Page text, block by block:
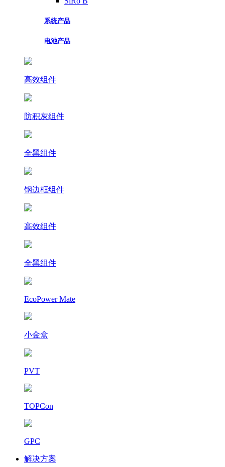
系统产品
电池产品
高效组件
防积灰组件
全黑组件
钢边框组件
高效组件
全黑组件
EcoPower Mate
小金盒
PVT
TOPCon
GPC
解决方案